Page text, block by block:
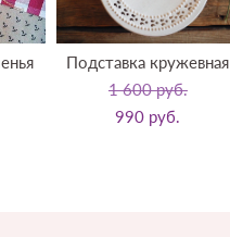
Подставка кружевная
1 600 pуб.
990 pуб.